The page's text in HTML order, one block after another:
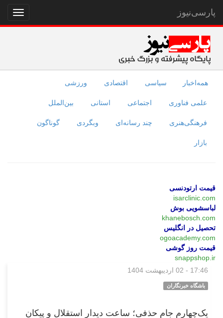
نمایش
منو
پارسی‌نیوز
همه‌اخبار سیاسی اقتصادی ورزشی
علمی فناوری اجتماعی استانی بین‌الملل
فرهنگی‌هنری چند رسانه‌ای وبگردی گوناگون
بازار
قیمت ارتودنسی
isarclinic.com
لباسشویی بوش
khanebosch.com
تحصیل در انگلیس
ogoacademy.com
قیمت روز گوشی
snappshop.ir
17:46 - 02 اردیبهشت 1404
باشگاه خبرنگاران
یک‌چهارم جام حذفی؛ ساعت دیدار استقلال و پیکان